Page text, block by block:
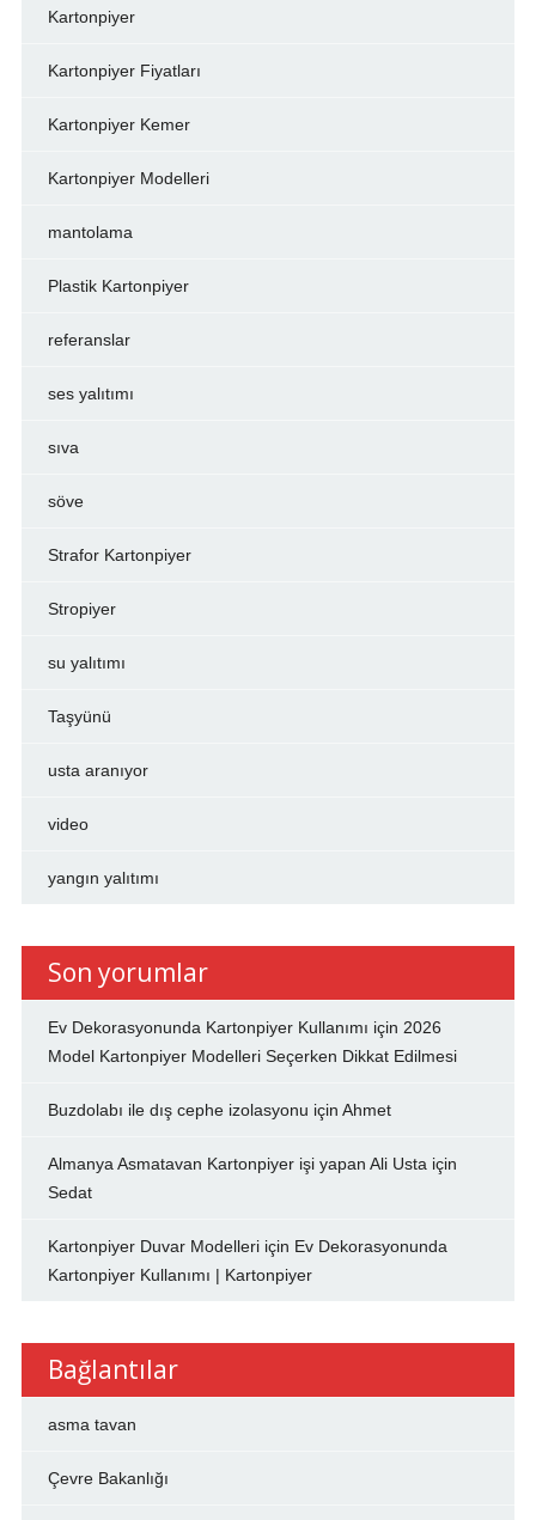
Kartonpiyer
Kartonpiyer Fiyatları
Kartonpiyer Kemer
Kartonpiyer Modelleri
mantolama
Plastik Kartonpiyer
referanslar
ses yalıtımı
sıva
söve
Strafor Kartonpiyer
Stropiyer
su yalıtımı
Taşyünü
usta aranıyor
video
yangın yalıtımı
Son yorumlar
Ev Dekorasyonunda Kartonpiyer Kullanımı için 2026
Model Kartonpiyer Modelleri Seçerken Dikkat Edilmesi
Buzdolabı ile dış cephe izolasyonu için Ahmet
Almanya Asmatavan Kartonpiyer işi yapan Ali Ustaiçin
Sedat
Kartonpiyer Duvar Modelleriiçin Ev Dekorasyonunda
Kartonpiyer Kullanımı | Kartonpiyer
Bağlantılar
asma tavan
Çevre Bakanlığı